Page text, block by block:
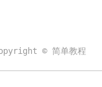
© 简单教程